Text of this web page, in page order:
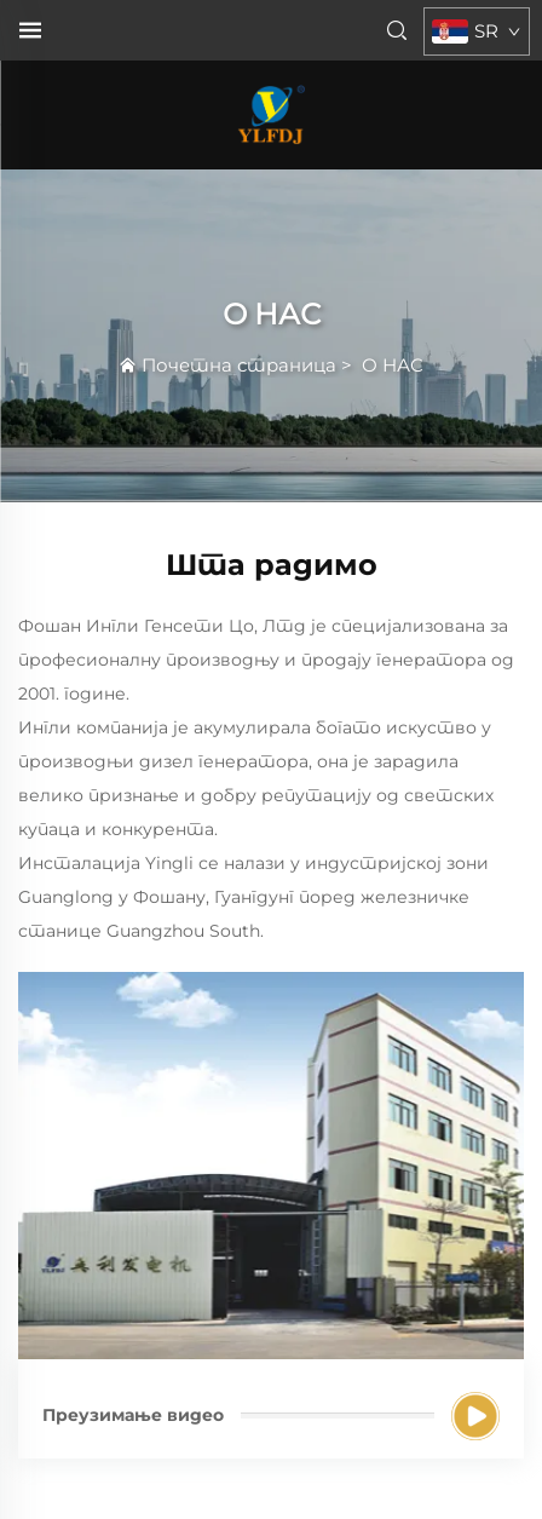
SR
О НАС
Почетна страница > О НАС
Шта радимо
Фошан Ингли Генсети Цо, Лтд је специјализована за
професионалну производњу и продају генератора од
2001. године.
Ингли компанија је акумулирала богато искуство у
производњи дизел генератора, она је зарадила
велико признање и добру репутацију од светских
купаца и конкурента.
Инсталација Yingli се налази у индустријској зони
Guanglong у Фошану, Гуангдунг поред железничке
станице Guangzhou South.
Преузимање видео